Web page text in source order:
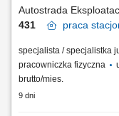
Autostrada
431
praca
specjalista / specjalistka
pracowniczka fizyczna
brutto/mies.
9 dni